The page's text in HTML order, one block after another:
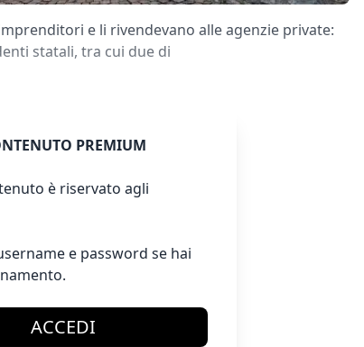
e li rivendevano alle agenzie private:
statali, tra cui due di
PREMIUM
è riservato agli
e password se hai
ACCEDI